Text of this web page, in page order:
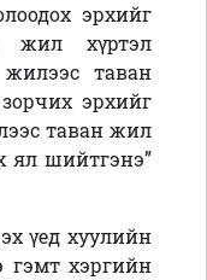
эрхийг
жил хүртэл
таван
эрхийг
таван жил
ял шийтгэнэ”
үед хуулийн
гэмт хэргийн